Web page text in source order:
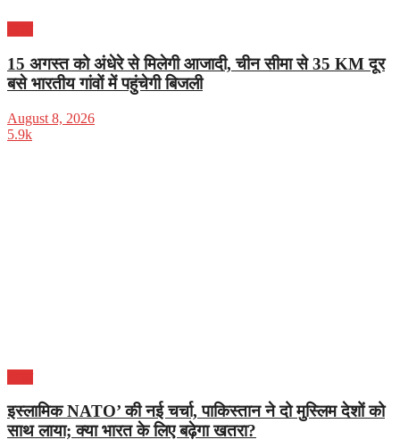
15 अगस्त को अंधेरे से मिलेगी आजादी, चीन सीमा से 35 KM दूर
बसे भारतीय गांवों में पहुंचेगी बिजली
August 8, 2026
5.9k
इस्लामिक NATO’ की नई चर्चा, पाकिस्तान ने दो मुस्लिम देशों को
साथ लाया; क्या भारत के लिए बढ़ेगा खतरा?